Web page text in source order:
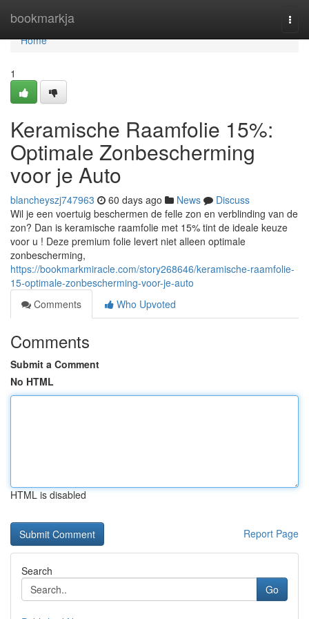
bookmarkja
Home
Home
1
Keramische Raamfolie 15%:
Optimale Zonbescherming
voor je Auto
blancheyszj747963 60 days ago News
Discuss
Wil je een voertuig beschermen de felle zon en verblinding van de
zon? Dan is keramische raamfolie met 15% tint de ideale keuze
voor u ! Deze premium folie levert niet alleen optimale
zonbescherming,
https://bookmarkmiracle.com/story268646/keramische-raamfolie-
15-optimale-zonbescherming-voor-je-auto
Comments
Who Upvoted
Comments
Submit a Comment
No HTML
HTML is disabled
Report Page
Search
Go